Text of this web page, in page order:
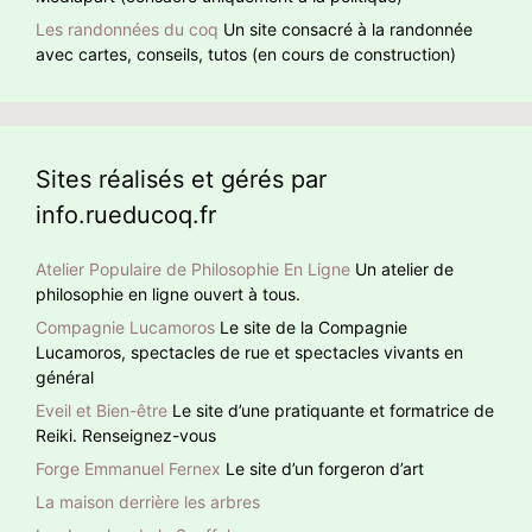
Les randonnées du coq Un site consacré à la randonnée
avec cartes, conseils, tutos (en cours de construction)
Sites réalisés et gérés par
info.rueducoq.fr
Atelier Populaire de Philosophie En Ligne Un atelier de
philosophie en ligne ouvert à tous.
Compagnie Lucamoros Le site de la Compagnie
Lucamoros, spectacles de rue et spectacles vivants en
général
Eveil et Bien-être Le site d’une pratiquante et formatrice de
Reiki. Renseignez-vous
Forge Emmanuel Fernex Le site d’un forgeron d’art
La maison derrière les arbres